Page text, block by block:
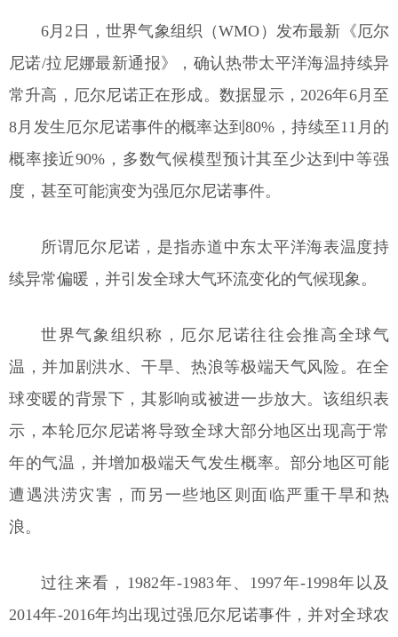
6月2日，世界气象组织（WMO）发布最新《厄尔
尼诺/拉尼娜最新通报》，确认热带太平洋海温持续异
常升高，厄尔尼诺正在形成。数据显示，2026年6月至
8月发生厄尔尼诺事件的概率达到80%，持续至11月的
概率接近90%，多数气候模型预计其至少达到中等强
度，甚至可能演变为强厄尔尼诺事件。
所谓厄尔尼诺，是指赤道中东太平洋海表温度持
续异常偏暖，并引发全球大气环流变化的气候现象。
世界气象组织称，厄尔尼诺往往会推高全球气
温，并加剧洪水、干旱、热浪等极端天气风险。在全
球变暖的背景下，其影响或被进一步放大。该组织表
示，本轮厄尔尼诺将导致全球大部分地区出现高于常
年的气温，并增加极端天气发生概率。部分地区可能
遭遇洪涝灾害，而另一些地区则面临严重干旱和热
浪。
过往来看，1982年-1983年、1997年-1998年以及
2014年-2016年均出现过强厄尔尼诺事件，并对全球农